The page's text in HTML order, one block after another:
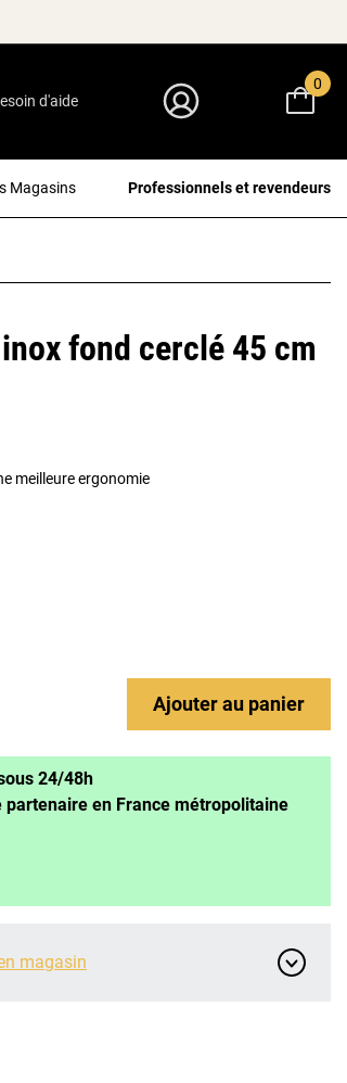
d'aide
0
Magasins Professionnels et revendeurs
fond cerclé 45 cm
meilleure ergonomie
Ajouterau panier
24/48h
en France métropolitaine
magasin